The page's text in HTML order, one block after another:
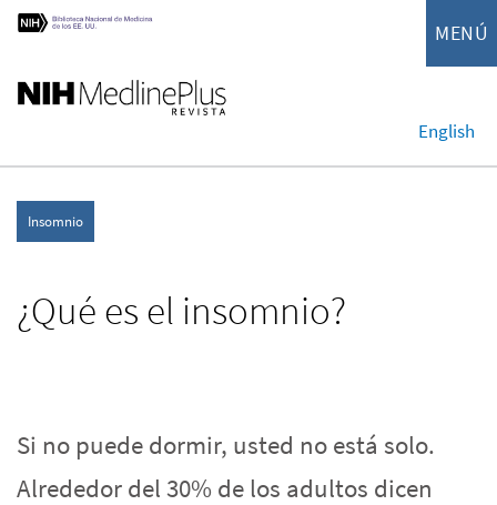
MENÚ
English
Insomnio
¿Qué es el insomnio?
Si no puede dormir, usted no está solo.
Alrededor del 30% de los adultos dicen